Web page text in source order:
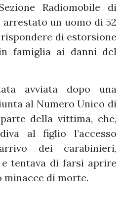
Radiomobile di
un uomo di 52
di estorsione
famiglia ai danni del
avviata dopo una
al Numero Unico di
parte della vittima, che,
al figlio l’accesso
dei carabinieri,
tentava di farsi aprire
di morte.